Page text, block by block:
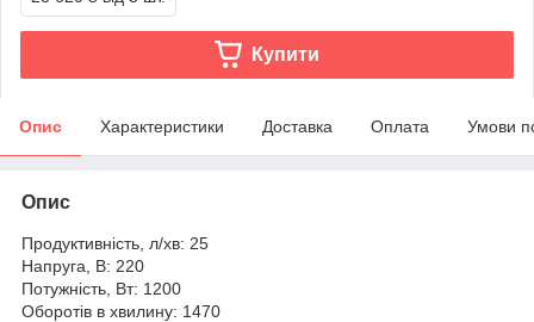
Купити
Опис Характеристики Доставка Оплата Умови
Опис
Продуктивність, л/хв: 25
Напруга, В: 220
Потужність, Вт: 1200
Оборотів в хвилину: 1470